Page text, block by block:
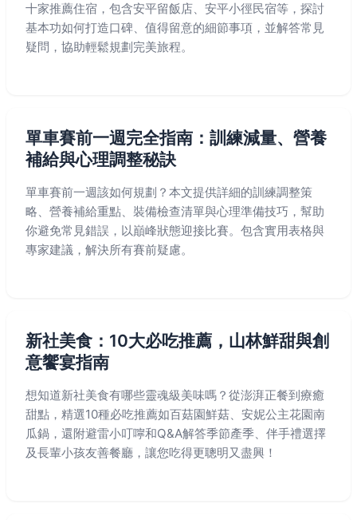
十家推薦住宿，包含安平留飯店、安平小徑民宿等，探討
基本功如何打造口碑、值得留意的細節事項，並解答常見
疑問，協助輕鬆規劃完美旅程。
單車賽前一週完全指南：訓練減量、營養
補給與心理調整秘訣
單車賽前一週該如何規劃？本文提供詳細的訓練調整策
略、營養補給重點、裝備檢查清單與心理準備技巧，幫助
你避免常見錯誤，以巔峰狀態迎接比賽。包含實用表格與
專家建議，解決所有賽前疑慮。
新社美食：10大必吃推薦，山林鮮甜與創
意饗宴指南
想知道新社美食有哪些靈魂級美味嗎？從澎湃正餐到療癒
甜點，精選10種必吃推薦如百菇園鮮菇、安妮公主花園南
瓜鍋，還附避雷小叮嚀和Q&A解答季節產季、伴手禮選擇
及長輩小孩友善餐廳，讓您吃得更聰明又盡興！